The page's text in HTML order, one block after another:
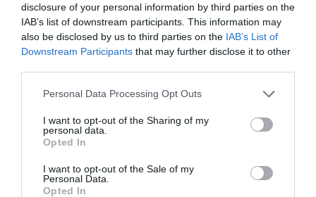
disclosure of your personal information by third parties on the
IAB’s list of downstream participants. This information may
also be disclosed by us to third parties on the IAB’s List of
Downstream Participants that may further disclose it to other
Personal Data Processing Opt Outs
I want to opt-out of the Sharing of my
personal data.
Opted In
I want to opt-out of the Sale of my
Personal Data.
Opted In